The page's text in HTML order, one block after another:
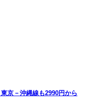
京－沖縄線も2990円から